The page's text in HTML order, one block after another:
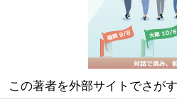
この著者を外部サイトでさがす